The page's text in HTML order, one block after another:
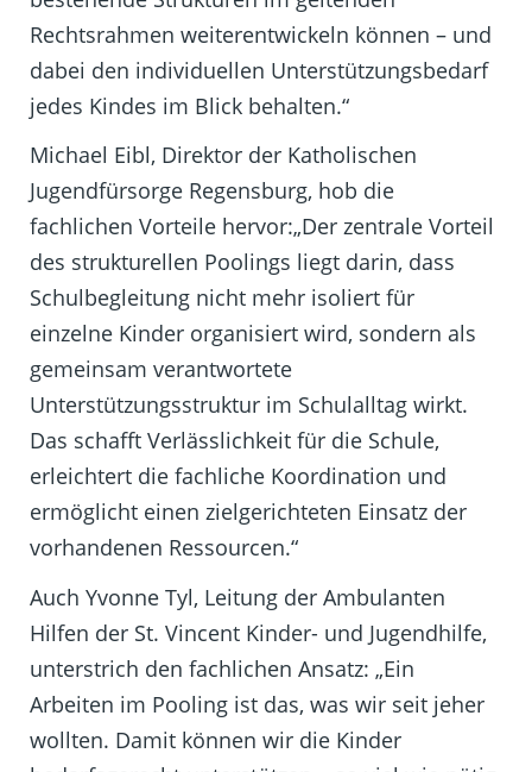
Rechtsrahmen weiterentwickeln können – und
dabei den individuellen Unterstützungsbedarf
jedes Kindes im Blick behalten.“
Michael Eibl, Direktor der Katholischen
Jugendfürsorge Regensburg, hob die
fachlichen Vorteile hervor:„Der zentrale Vorteil
des strukturellen Poolings liegt darin, dass
Schulbegleitung nicht mehr isoliert für
einzelne Kinder organisiert wird, sondern als
gemeinsam verantwortete
Unterstützungsstruktur im Schulalltag wirkt.
Das schafft Verlässlichkeit für die Schule,
erleichtert die fachliche Koordination und
ermöglicht einen zielgerichteten Einsatz der
vorhandenen Ressourcen.“
Auch Yvonne Tyl, Leitung der Ambulanten
Hilfen der St. Vincent Kinder- und Jugendhilfe,
unterstrich den fachlichen Ansatz: „Ein
Arbeiten im Pooling ist das, was wir seit jeher
wollten. Damit können wir die Kinder